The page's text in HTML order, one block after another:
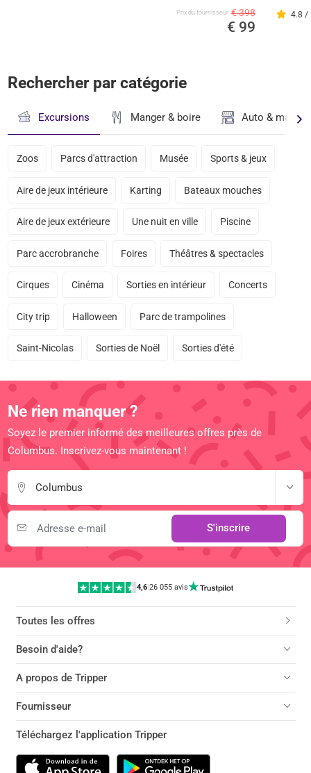
Prix ​​du fournisseur € 398
€ 99
4.8 /
Rechercher par catégorie
Excursions Manger & boire Auto &
Zoos Parcs d'attraction Musée Sports & jeux
Aire de jeux intérieure Karting Bateaux mouches
Aire de jeux extérieure Une nuit en ville Piscine
Parc accrobranche Foires Théâtres & spectacles
Cirques Cinéma Sorties en intérieur Concerts
City trip Halloween Parc de trampolines
Saint-Nicolas Sorties de Noël Sorties d'été
Ne rien manquer ?
Soyez le premier informé des meilleures offres près de
Columbus. Inscrivez-vous maintenant !
Columbus
S'inscrire
4,6 |26 055 avis
Toutes les offres
Besoin d'aide?
A propos de Tripper
Fournisseur
Téléchargez l'application Tripper